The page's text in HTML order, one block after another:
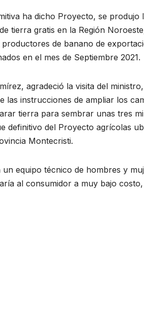
ha dicho Proyecto, se produjo
tierra gratis en la Región
de banano de
en el mes de Septiembre 2021.
agradeció la visita del
las instrucciones de ampliar los
tierra para sembrar unas tres
definitivo del Proyecto agrícolas
Montecristi.
equipo técnico de hombres y
al consumidor a muy bajo